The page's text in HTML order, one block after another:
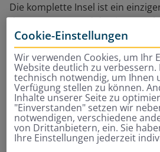
Die komplette Insel ist ein
dessen Kraterrand du einen
Spaziergang unternehmen
bekommst du sogar hier im
Hier steigt heißer Dampf in die
Zeichen dafür, wie aktiv der
Island immer noch ist.
Cookie-Einstellungen
Wir verwenden Cookies, um Ihr
Website deutlich zu verbessern.
technisch notwendig, um Ihnen
Verfügung stellen zu können.
Inhalte unserer Seite zu
"Einverstanden" setzen wir
notwendigen, verschiedene
von Drittanbietern, ein. Sie
Ihre Einstellungen jederzeit